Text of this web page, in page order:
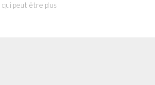
qui peut être plus